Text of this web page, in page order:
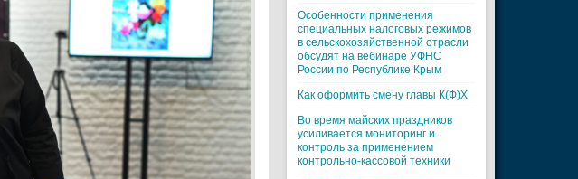
Особенности применения
специальных налоговых режимов
в сельскохозяйственной отрасли
обсудят на вебинаре УФНС
России по Республике Крым
Как оформить смену главы К(Ф)Х
Во время майских праздников
усиливается мониторинг и
контроль за применением
контрольно-кассовой техники